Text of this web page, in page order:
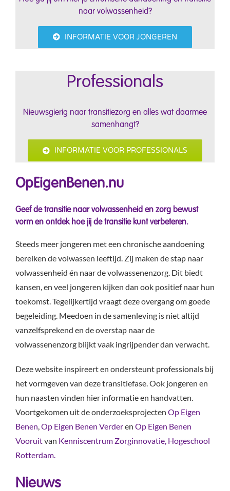
naar volwassenheid?
INFORMATIE VOOR JONGEREN
Professionals
Nieuwsgierig naar transitiezorg en alles wat daarmee
samenhangt?
INFORMATIE VOOR PROFESSIONALS
OpEigenBenen.nu
Geef de transitie naar volwassenheid en zorg bewust
vorm en ontdek hoe jij de transitie kunt verbeteren.
Steeds meer jongeren met een chronische aandoening
bereiken de volwassen leeftijd. Zij maken de stap naar
volwassenheid én naar de volwassenenzorg. Dit biedt
kansen, en veel jongeren kijken dan ook positief naar hun
toekomst. Tegelijkertijd vraagt deze overgang om goede
begeleiding. Meedoen in de samenleving is niet altijd
vanzelfsprekend en de overstap naar de
volwassenenzorg blijkt vaak ingrijpender dan verwacht.
Deze website inspireert en ondersteunt professionals bij
het vormgeven van deze transitiefase. Ook jongeren en
hun naasten vinden hier informatie en handvatten.
Voortgekomen uit de onderzoeksprojecten Op Eigen
Benen,Op Eigen Benen Verderen Op Eigen Benen
Vooruitvan Kenniscentrum Zorginnovatie, Hogeschool
Rotterdam.
Nieuws